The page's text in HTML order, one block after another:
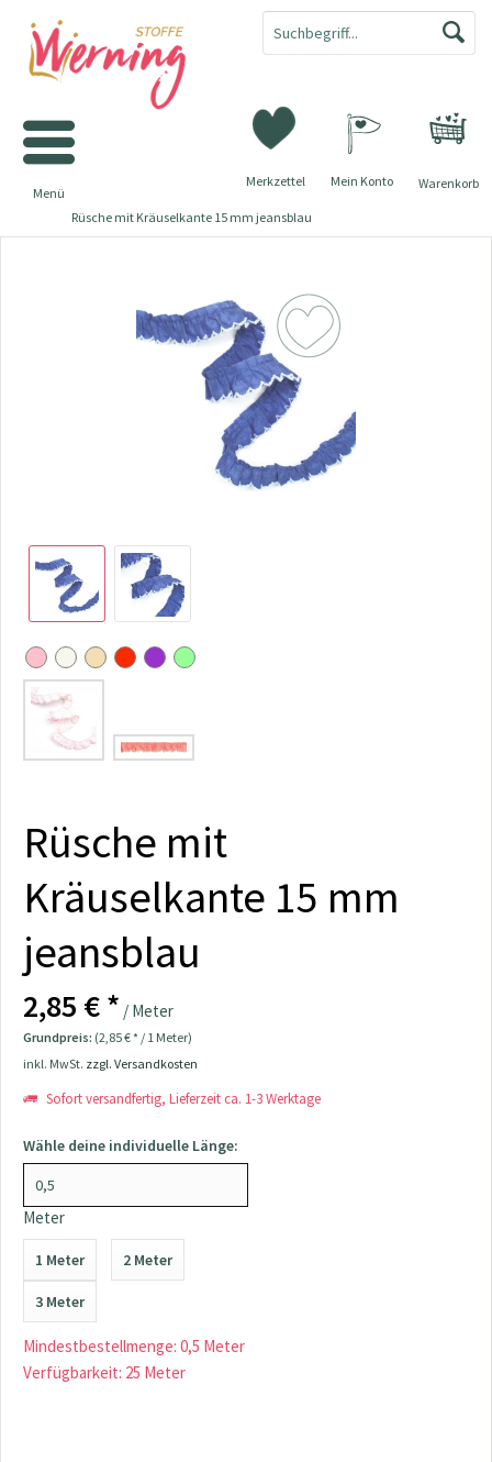
Warenkorb
Merkzettel Mein Konto
Menü
Rüsche mit Kräuselkante 15 mm jeansblau
Rüsche mit
Kräuselkante 15 mm
jeansblau
2,85 € * / Meter
Grundpreis: (2,85 € * / 1 Meter)
inkl. MwSt. zzgl. Versandkosten
Sofort versandfertig, Lieferzeit ca. 1-3 Werktage
Wähle deine individuelle Länge:
Meter
1 Meter 2 Meter
3 Meter
Mindestbestellmenge: 0,5 Meter
Verfügbarkeit: 25 Meter